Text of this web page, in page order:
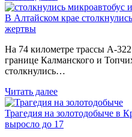
В Алтайском крае
жертвы
На 74 километре трассы А-
границе Калманского и
столкнулись…
Читать далее
Трагедия на золотодобыче в
выросло до 17